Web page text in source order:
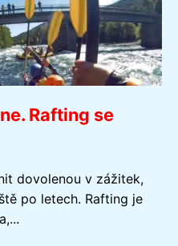
Rafting se
dovolenou v zážitek,
po letech. Rafting je